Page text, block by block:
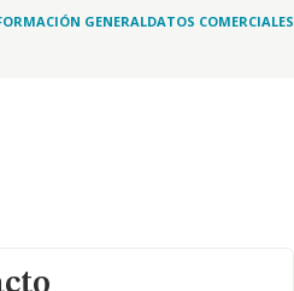
GENERALDATOS COMERCIALES